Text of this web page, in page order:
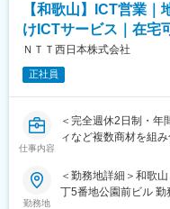
変更の範囲：会社の
フステージに応じた
た福利厚生制度も利
◆地方創生に貢献
実感できる環境です。
コンサルティングセ
と連携をしてお客様
【和歌山】ICT営業
けICTサービス｜在
ＮＴＴ西日本株式会社
正社員
仕事内容
＜完全週休2日制・年
ィなど複数商材を組
のDX推進に貢献／フ
で働きやすさも両立◎
勤務地
＜勤務地詳細＞和歌
丁5番地公園前ビル